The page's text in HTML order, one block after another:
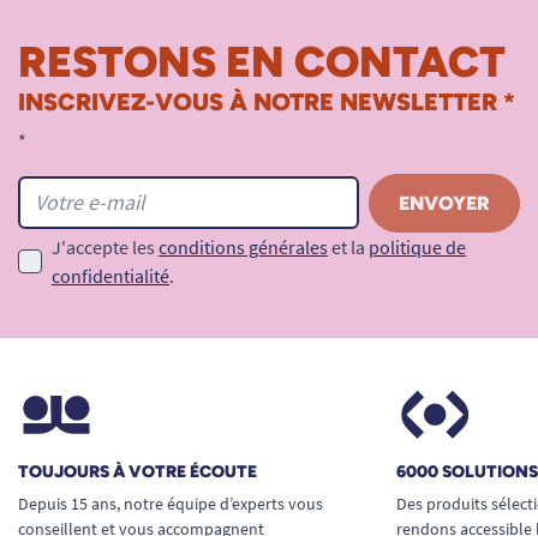
RESTONS EN CONTACT
INSCRIVEZ-VOUS À NOTRE NEWSLETTER *
*
J'accepte les conditions générales et la politique de
confidentialité.
TOUJOURS À VOTRE ÉCOUTE
Depuis 15 ans, notre équipe d’experts vous
conseillent et vous accompagnent
6000
Des produits
rendons